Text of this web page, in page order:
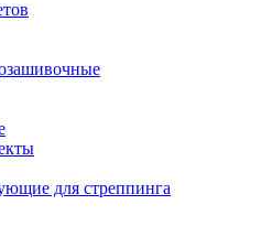
для стреппинга